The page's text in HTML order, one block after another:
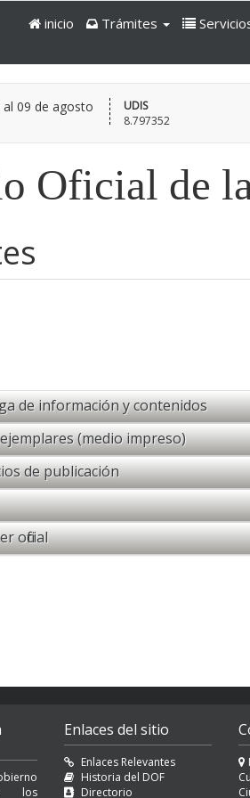
inicio Trámites
09 de agosto
UDIS
8.797352
Oficial de
de información y contenidos
(medio impreso)
de publicación
oficial
los
Enlaces del sitio
Enlaces Relevantes
Historia del DOF
Directorio